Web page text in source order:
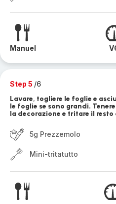
Manuel
Step 5 /6
Lavare, togliere le foglie e
le foglie se sono grandi.
la decorazione e tritare il resto
5g Prezzemolo
Mini-tritatutto